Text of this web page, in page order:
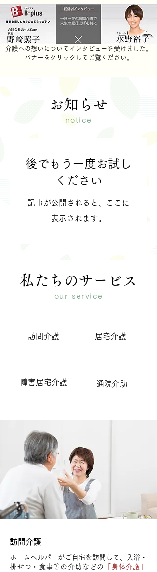
​介護への想いについてインタビューを受けました。
バナーをクリックしてご覧ください。
​お知らせ
notice
後でもう一度お試し
ください
記事が公開されると、ここに
表示されます。
私たちのサービス​
our service
​訪問介護 ​居宅介護
​障害居宅介護 ​ 通院介助
​訪問介護
ホームヘルパーがご自宅を訪問して、入浴・
排せつ・食事等の介助などの
「身体介護」